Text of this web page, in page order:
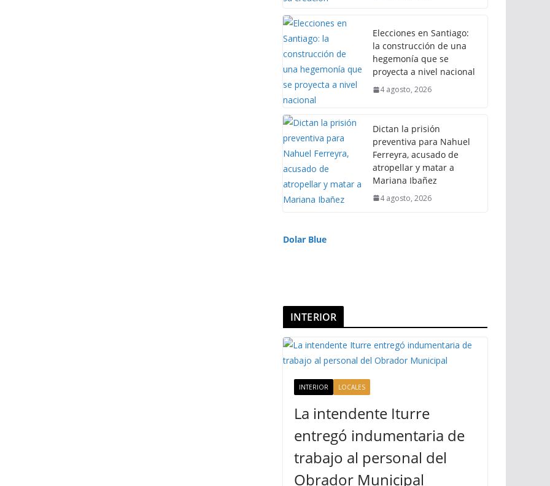
Elecciones en Santiago:
la construcción de una
hegemonía que se
proyecta a nivel nacional
4 agosto, 2026
Dictan la prisión
preventiva para Nahuel
Ferreyra, acusado de
atropellar y matar a
Mariana Ibañez
4 agosto, 2026
Dolar Blue
INTERIOR
INTERIOR LOCALES
La intendente Iturre
entregó indumentaria de
trabajo al personal del
Obrador Municipal